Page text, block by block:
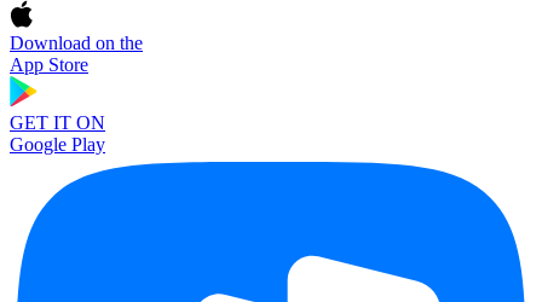
Download on the
App Store
GET IT ON
Google Play